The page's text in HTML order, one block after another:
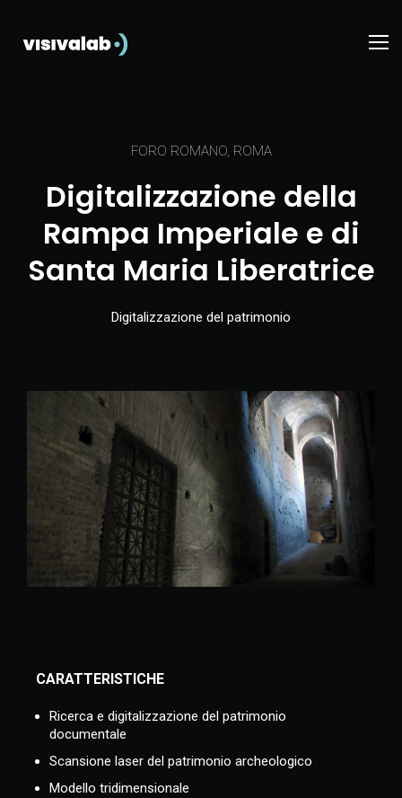
FORO ROMANO, ROMA
Digitalizzazione della
Rampa Imperiale e di
Santa Maria Liberatrice
Digitalizzazione del patrimonio
CARATTERISTICHE
Ricerca e digitalizzazione del patrimonio
documentale
Scansione laser del patrimonio archeologico
Modello tridimensionale